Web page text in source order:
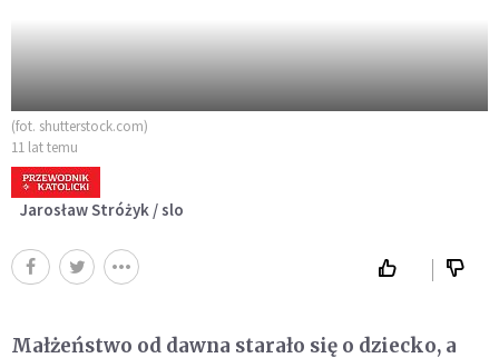
(fot. shutterstock.com)
11 lat temu
Jarosław Stróżyk / slo
Małżeństwo od dawna starało się o dziecko, a